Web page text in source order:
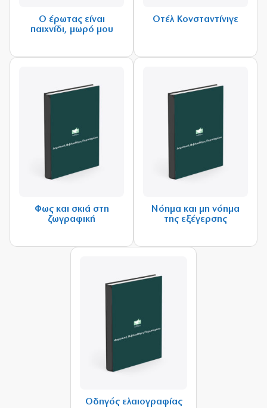
Ο έρωτας είναι
παιχνίδι, μωρό μου
Οτέλ Κονσταντίνιγε
Φως και σκιά στη
ζωγραφική
Νόημα και μη νόημα
της εξέγερσης
Οδηγός ελαιογραφίας